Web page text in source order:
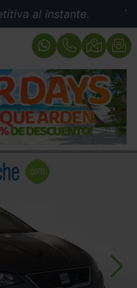
instante. Tasación